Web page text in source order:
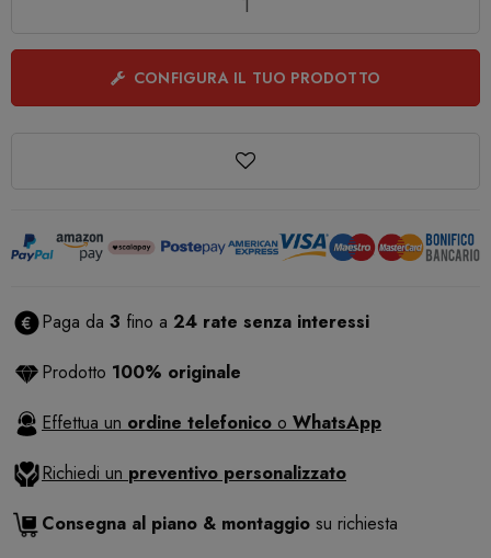
CONFIGURA IL TUO PRODOTTO
Paga da 3 fino a 24 rate senza interessi
Prodotto 100% originale
Effettua un ordine telefonico o WhatsApp
Richiedi un preventivo personalizzato
Consegna al piano & montaggio su richiesta